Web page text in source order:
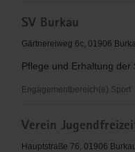
Chor
Burkau
SV Burkau
Gärtnereiweg 6c, 01906
Pflege und Erhaltung der
Engagementbereich(e) Sport
Burkau
Verein
Hauptstraße 76, 01906